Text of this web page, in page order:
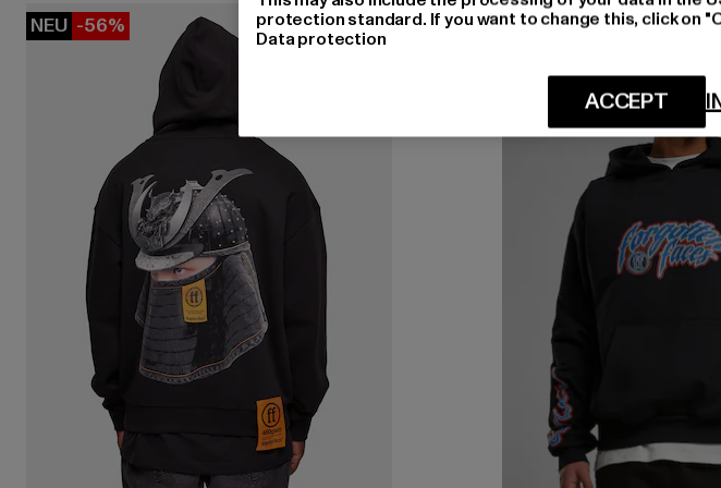
NEU -56% -58%
protection standard. If you want to change this, click on
Data protection
ACCEPT